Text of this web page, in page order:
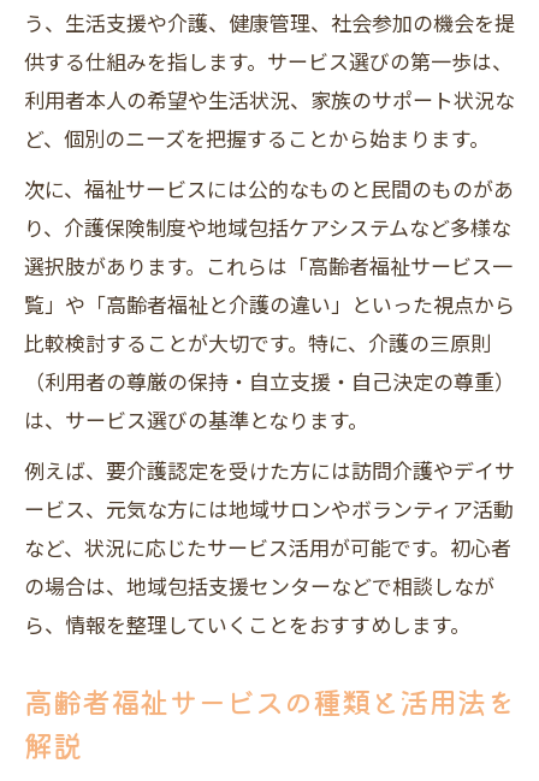
う、生活支援や介護、健康管理、社会参加の機会を提
供する仕組みを指します。サービス選びの第一歩は、
利用者本人の希望や生活状況、家族のサポート状況な
ど、個別のニーズを把握することから始まります。
次に、福祉サービスには公的なものと民間のものがあ
り、介護保険制度や地域包括ケアシステムなど多様な
選択肢があります。これらは「高齢者福祉サービス一
覧」や「高齢者福祉と介護の違い」といった視点から
比較検討することが大切です。特に、介護の三原則
（利用者の尊厳の保持・自立支援・自己決定の尊重）
は、サービス選びの基準となります。
例えば、要介護認定を受けた方には訪問介護やデイサ
ービス、元気な方には地域サロンやボランティア活動
など、状況に応じたサービス活用が可能です。初心者
の場合は、地域包括支援センターなどで相談しなが
ら、情報を整理していくことをおすすめします。
高齢者福祉サービスの種類と活用法を
解説